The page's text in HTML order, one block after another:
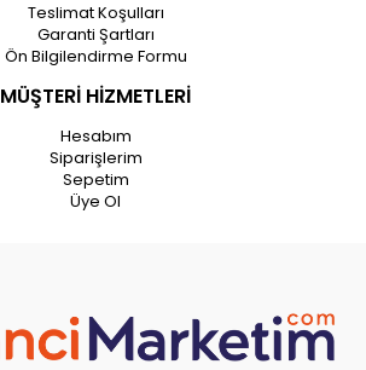
Teslimat Koşulları
Garanti Şartları
Ön Bilgilendirme Formu
MÜŞTERİ HİZMETLERİ
Hesabım
Siparişlerim
Sepetim
Üye Ol